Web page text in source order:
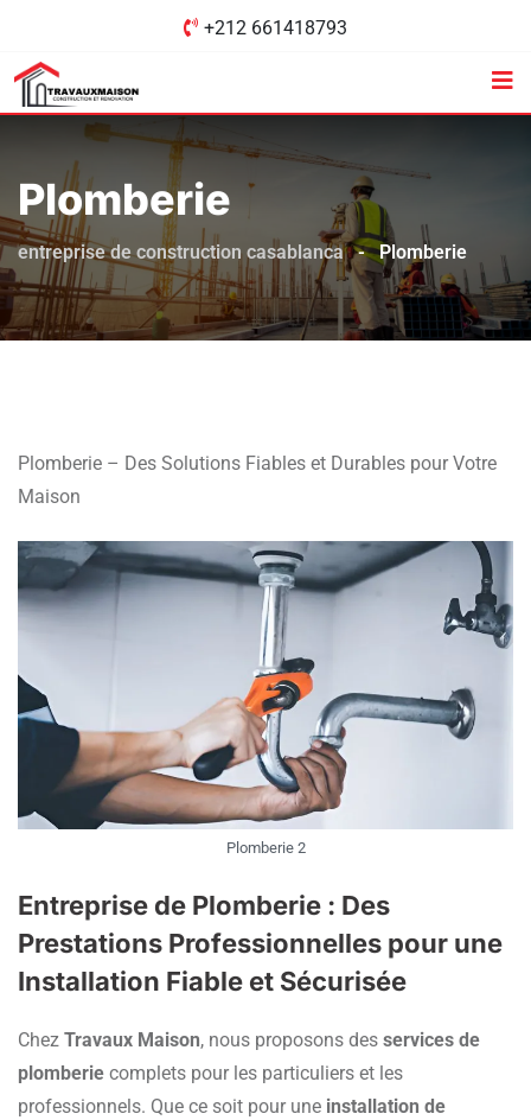
contenu
+212 661418793
Plomberie
entreprise de construction casablanca - Plomberie
Plomberie – Des Solutions Fiables et Durables pour Votre
Maison
Plomberie 2
Entreprise de Plomberie : Des
Prestations Professionnelles pour une
Installation Fiable et Sécurisée
Chez Travaux Maison, nous proposons des services de
plomberie complets pour les particuliers et les
professionnels. Que ce soit pour une installation de